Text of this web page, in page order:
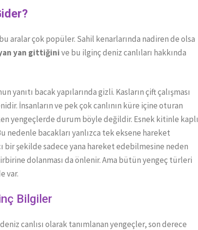
aralar çok popüler. Sahil kenarlarında nadiren de olsa
yan gittiğinive bu ilginç deniz canlıları hakkında
yanıtı bacak yapılarında gizli. Kasların çift çalışması
İnsanların ve pek çok canlının küre içine oturan
yengeçlerde durum böyle değildir. Esnek kitinle kaplı
nedenle bacakları yanlızca tek eksene hareket
bir şekilde sadece yana hareket edebilmesine neden
dolanması da önlenir. Ama bütün yengeç türleri
var.
Bilgiler
canlısı olarak tanımlanan yengeçler, son derece